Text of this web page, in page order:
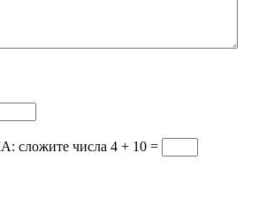
числа 4 + 10 =